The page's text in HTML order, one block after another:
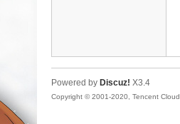
Powered by Discuz! X3.4
Copyright © 2001-2020, Tencent Cloud.